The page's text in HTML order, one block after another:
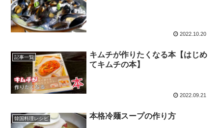
2022.10.20
記事一覧
キムチが作りたくなる本【はじめ
てキムチの本】
2022.09.21
韓国料理レシピ 本格冷麺スープの作り方